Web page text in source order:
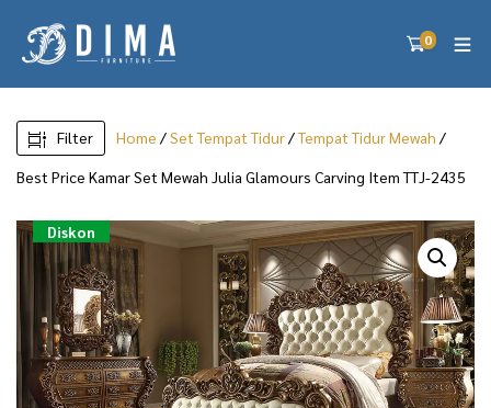
0
Filter Home /Set Tempat Tidur/Tempat Tidur Mewah /
Best Price Kamar Set Mewah Julia Glamours Carving Item TTJ-2435
Diskon